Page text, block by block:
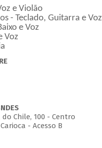
e Violão
- Teclado, Guitarra e Voz
e Voz
Voz
Chile, 100 - Centro
- Acesso B